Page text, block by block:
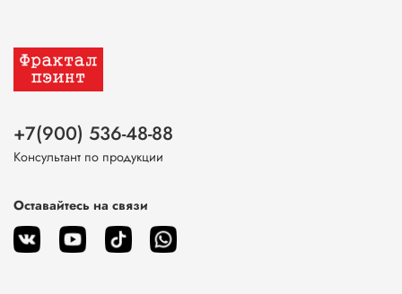
+7(900) 536-48-88
Консультант по продукции
Оставайтесь на связи